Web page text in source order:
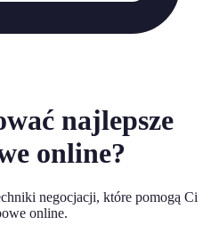
najlepsze
online?
negocjacji, które pomogą Ci
online.